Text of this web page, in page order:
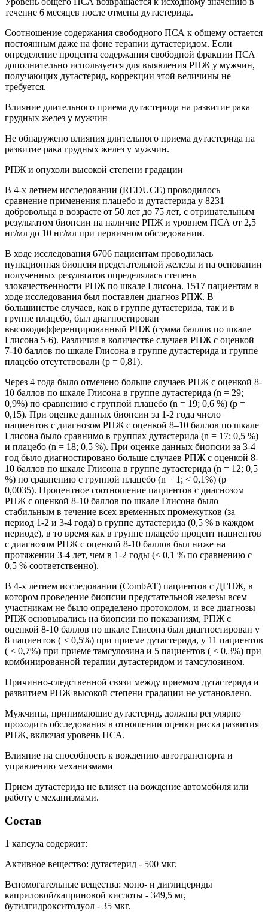
течение 6 месяцев после отмены дутастерида.
Соотношение содержания свободного ПСА к общему остается
постоянным даже на фоне терапии дутастеридом. Если
определение процента содержания свободной фракции ПСА
дополнительно используется для выявления РПЖ у мужчин,
получающих дутастерид, коррекции этой величины не
требуется.
Влияние длительного приема дутастерида на развитие рака
грудных желез у мужчин
Не обнаружено влияния длительного приема дутастерида на
развитие рака грудных желез у мужчин.
РПЖ и опухоли высокой степени градации
В 4-х летнем исследовании (REDUCE) проводилось
сравнение применения плацебо и дутастерида у 8231
добровольца в возрасте от 50 лет до 75 лет, с отрицательным
результатом биопсии на наличие РПЖ и уровнем ПСА от 2,5
нг/мл до 10 нг/мл при первичном обследовании.
В ходе исследования 6706 пациентам проводилась
пункционная биопсия предстательной железы и на основании
полученных результатов определялась степень
злокачественности РПЖ по шкале Глисона. 1517 пациентам в
ходе исследования был поставлен диагноз РПЖ. В
большинстве случаев, как в группе дутастерида, так и в
группе плацебо, был диагностирован
высокодифференцированный РПЖ (сумма баллов по шкале
Глисона 5-6). Различия в количестве случаев РПЖ с оценкой
7-10 баллов по шкале Глисона в группе дутастерида и группе
плацебо отсутствовали (р = 0,81).
Через 4 года было отмечено больше случаев РПЖ с оценкой 8-
10 баллов по шкале Глисона в группе дутастерида (n = 29;
0,9%) по сравнению с группой плацебо (n = 19; 0,6 %) (р =
0,15). При оценке данных биопсии за 1-2 года число
пациентов с диагнозом РПЖ с оценкой 8–10 баллов по шкале
Глисона было сравнимо в группах дутастерида (n = 17; 0,5 %)
и плацебо (n = 18; 0,5 %). При оценке данных биопсии за 3-4
год было диагностировано больше случаев РПЖ с оценкой 8-
10 баллов по шкале Глисона в группе дутастерида (n = 12; 0,5
%) по сравнению с группой плацебо (n = 1; < 0,1%) (р =
0,0035). Процентное соотношение пациентов с диагнозом
РПЖ с оценкой 8-10 баллов по шкале Глисона было
стабильным в течение всех временных промежутков (за
период 1-2 и 3-4 года) в группе дутастерида (0,5 % в каждом
периоде), в то время как в группе плацебо процент пациентов
с диагнозом РПЖ с оценкой 8-10 баллов был ниже на
протяжении 3-4 лет, чем в 1-2 годы (< 0,1 % по сравнению с
0,5 % соответственно).
В 4-х летнем исследовании (CombAT) пациентов с ДГПЖ, в
котором проведение биопсии предстательной железы всем
участникам не было определено протоколом, и все диагнозы
РПЖ основывались на биопсии по показаниям, РПЖ с
оценкой 8-10 баллов по шкале Глисона был диагностирован у
8 пациентов ( < 0,5%) при приеме дутастерида, у 11 пациентов
( < 0,7%) при приеме тамсулозина и 5 пациентов ( < 0,3%) при
комбинированной терапии дутастеридом и тамсулозином.
Причинно-следственной связи между приемом дутастерида и
развитием РПЖ высокой степени градации не установлено.
Мужчины, принимающие дутастерид, должны регулярно
проходить обследования в отношении оценки риска развития
РПЖ, включая уровень ПСА.
Влияние на способность к вождению автотранспорта и
управлению механизмами
Прием дутастерида не влияет на вождение автомобиля или
работу с механизмами.
Состав
1 капсула содержит:
Активное вещество: дутастерид - 500 мкг.
Вспомогательные вещества: моно- и диглицериды
каприловой/каприновой кислоты - 349,5 мг,
бутилгидрокситолуол - 35 мкг.